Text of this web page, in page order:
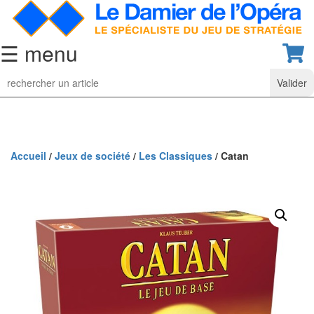
☰ menu
Jeu
d’Echecs
collection
Pièces
d’échecs
classiques
Coffrets
Accueil / Jeux de société / Les Classiques / Catan